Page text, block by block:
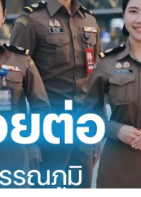
.1
ข่าวประกาศและคำสั่ง ทท.2
บบัญชา ทท.3
สมัคร ทท.3